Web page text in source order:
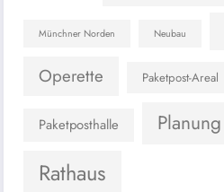
Münchner Norden Neubau
Operette Paketpost-Areal
Paketposthalle Planung
Rathaus